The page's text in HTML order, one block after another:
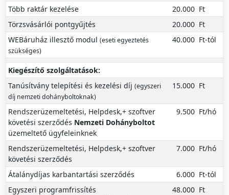
Több raktár kezelése 20.000 Ft
Törzsvásárlói pontgyűjtés
20.000 Ft
WEBáruház illesztő modul (eseti egyeztetés
szükséges)
40.000 Ft-tól
Kiegészítő szolgáltatások:
Tanúsítvány telepítési és kezelési díj (egyszeri
díj nemzeti dohányboltoknak)
15.000 Ft
Rendszerüzemeltetési, Helpdesk,+ szoftver
követési szerződés Nemzeti Dohányboltot
üzemeltető ügyfeleinknek
9.500 Ft/hó
Rendszerüzemeltetési, Helpdesk,+ szoftver
követési szerződés
7.000 Ft/hó
Átalánydíjas karbantartási szerződés 6.000 Ft-tól
Egyszeri programfrissítés
48.000 Ft